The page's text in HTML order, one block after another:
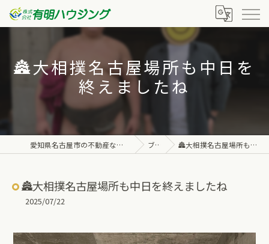
🏯大相撲名古屋場所も中日を
終えましたね
愛知県名古屋市の不動産なら株式会社有明ハウジング ブログ 🏯大相撲名古屋場所も中日を終えましたね
🏯大相撲名古屋場所も中日を終えましたね
2025/07/22